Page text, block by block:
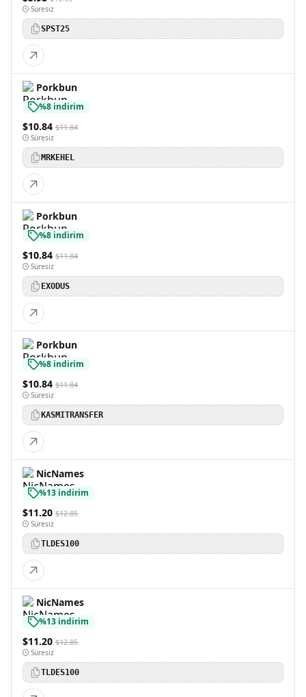
Süresiz
SPST25
Porkbun
%8 indirim
$10.84 $11.84
Süresiz
MRKEHEL
Porkbun
%8 indirim
$10.84 $11.84
Süresiz
EXODUS
Porkbun
%8 indirim
$10.84 $11.84
Süresiz
KASMITRANSFER
NicNames
%13 indirim
$11.20 $12.85
Süresiz
TLDES100
NicNames
%13 indirim
$11.20 $12.85
Süresiz
TLDES100